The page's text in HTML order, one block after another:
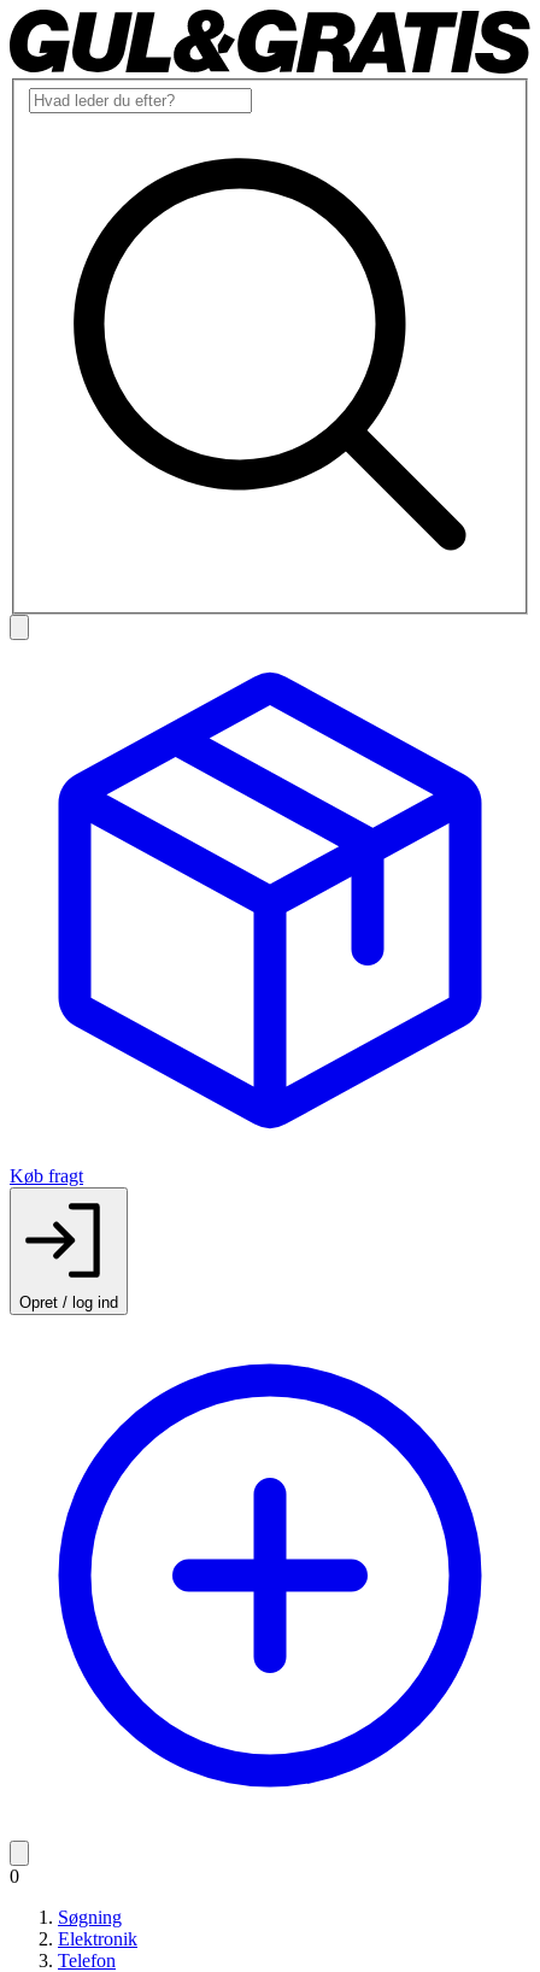
Køb fragt
Opret / log ind
0
Søgning
Elektronik
Telefon